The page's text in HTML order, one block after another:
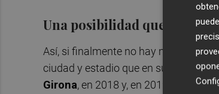
Una posibilidad que viene
Así, si finalmente no hay más
ciudad y estadio que en su día ya
Girona, en 2018 y, en 2019, un